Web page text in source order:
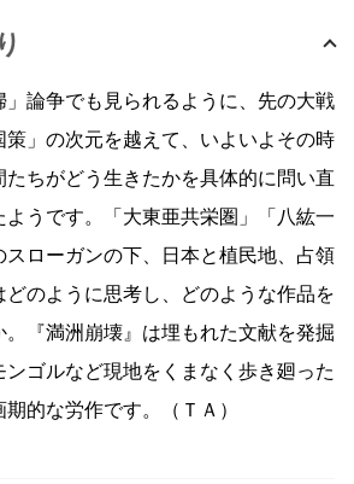
」論争でも見られるように、先の大戦
策」の次元を越えて、いよいよその時
ちがどう生きたかを具体的に問い直
うです。「大東亜共栄圏」「八紘一
ローガンの下、日本と植民地、占領
のように思考し、どのような作品を
『満洲崩壊』は埋もれた文献を発掘
ンゴルなど現地をくまなく歩き廻った
的な労作です。（ＴＡ）